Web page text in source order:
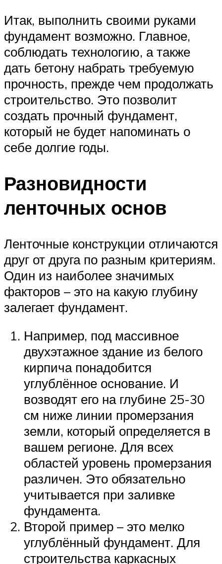
Итак, выполнить своими руками
фундамент возможно. Главное,
соблюдать технологию, а также
дать бетону набрать требуемую
прочность, прежде чем продолжать
строительство. Это позволит
создать прочный фундамент,
который не будет напоминать о
себе долгие годы.
Разновидности
ленточных основ
Ленточные конструкции отличаются
друг от друга по разным критериям.
Один из наиболее значимых
факторов – это на какую глубину
залегает фундамент.
Например, под массивное
двухэтажное здание из белого
кирпича понадобится
углублённое основание. И
возводят его на глубине 25-30
см ниже линии промерзания
земли, который определяется в
вашем регионе. Для всех
областей уровень промерзания
различен. Это обязательно
учитывается при заливке
фундамента.
Второй пример – это мелко
углублённый фундамент. Для
строительства каркасных